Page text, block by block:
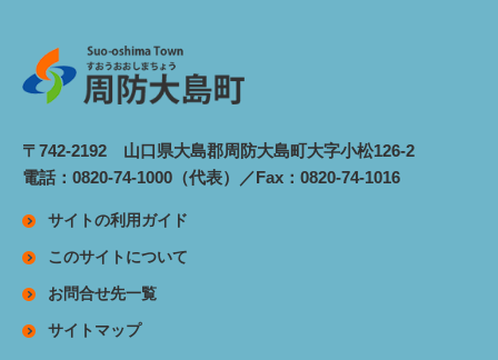
〒742-2192 山口県大島郡周防大島町大字小松126-2
電話：0820-74-1000（代表）／Fax：0820-74-1016
サイトの利用ガイド
このサイトについて
お問合せ先一覧
サイトマップ